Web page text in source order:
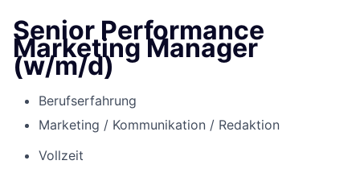
Senior Performance
Marketing Manager
(w/m/d)
Berufserfahrung
Marketing / Kommunikation / Redaktion
Vollzeit